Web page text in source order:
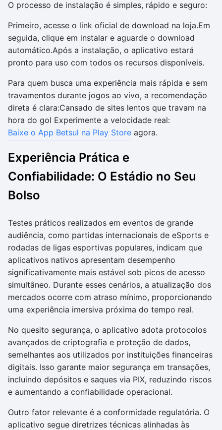
O processo de instalação é simples, rápido e seguro:
Primeiro, acesse o link oficial de download na loja.Em
seguida, clique em instalar e aguarde o download
automático.Após a instalação, o aplicativo estará
pronto para uso com todos os recursos disponíveis.
Para quem busca uma experiência mais rápida e sem
travamentos durante jogos ao vivo, a recomendação
direta é clara:Cansado de sites lentos que travam na
hora do gol Experimente a velocidade real:
Baixe o App Betsul na Play Store agora.
Experiência Prática e
Confiabilidade: O Estádio no Seu
Bolso
Testes práticos realizados em eventos de grande
audiência, como partidas internacionais de eSports e
rodadas de ligas esportivas populares, indicam que
aplicativos nativos apresentam desempenho
significativamente mais estável sob picos de acesso
simultâneo. Durante esses cenários, a atualização dos
mercados ocorre com atraso mínimo, proporcionando
uma experiência imersiva próxima do tempo real.
No quesito segurança, o aplicativo adota protocolos
avançados de criptografia e proteção de dados,
semelhantes aos utilizados por instituições financeiras
digitais. Isso garante maior segurança em transações,
incluindo depósitos e saques via PIX, reduzindo riscos
e aumentando a confiabilidade operacional.
Outro fator relevante é a conformidade regulatória. O
aplicativo segue diretrizes técnicas alinhadas às